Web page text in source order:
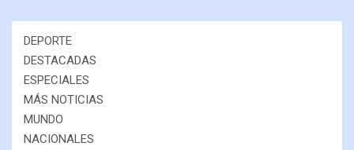
DEPORTE
DESTACADAS
ESPECIALES
MÁS NOTICIAS
MUNDO
NACIONALES